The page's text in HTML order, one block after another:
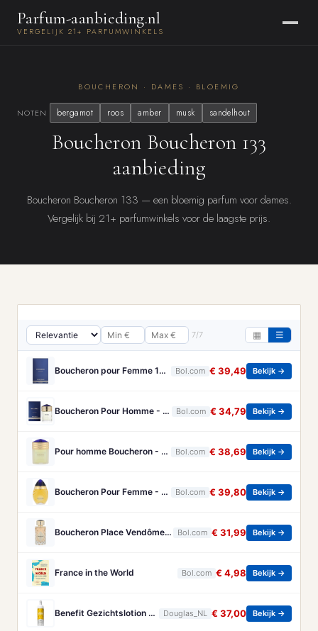
Parfum-aanbieding.nl
VERGELIJK 21+ PARFUMWINKELS
BOUCHERON · DAMES · BLOEMIG
NOTEN bergamot roos amber musk sandelhout
Boucheron Boucheron 133
aanbieding
Boucheron Boucheron 133 — een bloemig parfum voor dames.
Vergelijk bij 21+ parfumwinkels voor de laagste prijs.
7/7 ▦ ☰
Boucheron pour Femme 100 ml Eau de Parfum - Damesparfum Bol.com € 39,49 Bekijk →
Boucheron Pour Homme - 100ml - Eau de toilette Bol.com € 34,79 Bekijk →
Pour homme Boucheron - 100 ml - Eau de parfum Bol.com € 38,69 Bekijk →
Boucheron Pour Femme - 100ml - Eau de toilette Bol.com € 39,80 Bekijk →
Boucheron Place Vendôme eau de parfum voor dames - Oriëntaals-houtachtig - 100 ml Bol.com € 31,99 Bekijk →
France in the World Bol.com € 4,98 Bekijk →
Benefit Gezichtslotion The POREfessional Gezichtstoner Unisex 133ml Douglas_NL € 37,00 Bekijk →